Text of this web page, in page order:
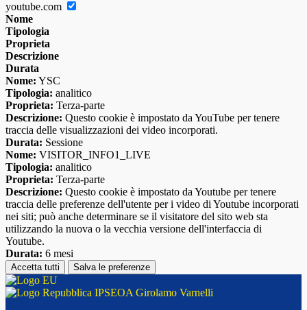
youtube.com
Nome
Tipologia
Proprieta
Descrizione
Durata
Nome: YSC
Tipologia: analitico
Proprieta: Terza-parte
Descrizione: Questo cookie è impostato da YouTube per tenere
traccia delle visualizzazioni dei video incorporati.
Durata: Sessione
Nome: VISITOR_INFO1_LIVE
Tipologia: analitico
Proprieta: Terza-parte
Descrizione: Questo cookie è impostato da Youtube per tenere
traccia delle preferenze dell'utente per i video di Youtube incorporati
nei siti; può anche determinare se il visitatore del sito web sta
utilizzando la nuova o la vecchia versione dell'interfaccia di
Youtube.
Durata: 6 mesi
Accetta tutti Salva le preferenze
IPSEOA Girolamo Varnelli